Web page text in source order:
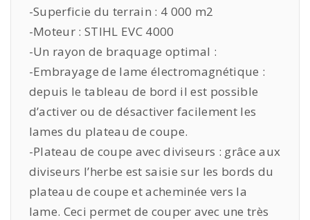
-Superficie du terrain : 4 000 m2
-Moteur : STIHL EVC 4000
-Un rayon de braquage optimal :
-Embrayage de lame électromagnétique :
depuis le tableau de bord il est possible
d’activer ou de désactiver facilement les
lames du plateau de coupe.
-Plateau de coupe avec diviseurs : grâce aux
diviseurs l’herbe est saisie sur les bords du
plateau de coupe et acheminée vers la
lame. Ceci permet de couper avec une très